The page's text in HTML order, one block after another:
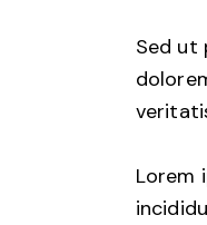
Sed ut
Lorem